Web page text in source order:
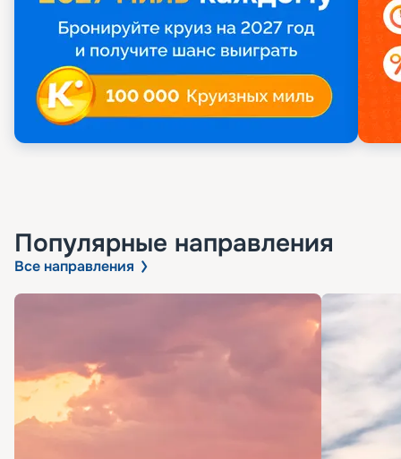
Популярные направления
Все направления